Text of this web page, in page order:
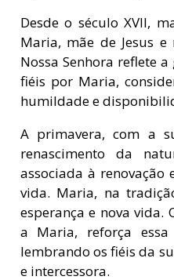
Desde o século XVII,
Maria, mãe de Jesus e
Nossa Senhora reflete
fiéis por Maria,
humildade e
A primavera, com a
renascimento da
associada à
vida. Maria, na
esperança e nova vida.
a Maria, reforça
lembrando os fiéis da
e intercessora.